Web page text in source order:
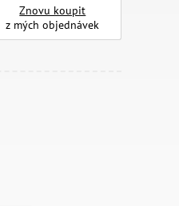
Znovu koupit
z mých objednávek